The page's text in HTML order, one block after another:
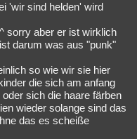
Literatur
Gaming Filme
Allmystery English
'wir sind helden' wird
sorry aber er ist wirklich
darum was aus "punk"
so wie wir sie hier
die sich am anfang
sich die haare färben
wieder solange sind das
das es scheiße